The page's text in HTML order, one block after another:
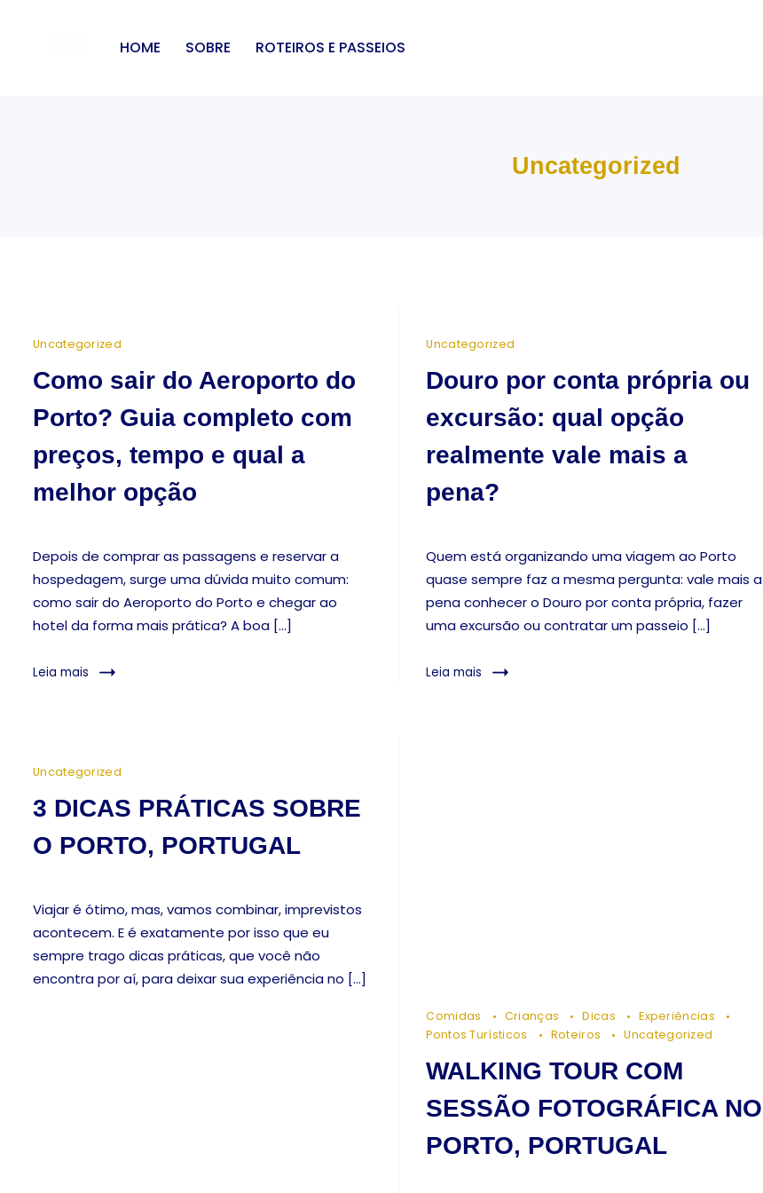
HOME SOBRE ROTEIROS E PASSEIOS
Uncategorized
Uncategorized
Como sair do Aeroporto do
Porto? Guia completo com
preços, tempo e qual a
melhor opção
Depois de comprar as passagens e reservar a
hospedagem, surge uma dúvida muito comum:
como sair do Aeroporto do Porto e chegar ao
hotel da forma mais prática? A boa […]
Leia mais
Uncategorized
Douro por conta própria ou
excursão: qual opção
realmente vale mais a
pena?
Quem está organizando uma viagem ao Porto
quase sempre faz a mesma pergunta: vale mais a
pena conhecer o Douro por conta própria, fazer
uma excursão ou contratar um passeio […]
Leia mais
Uncategorized
3 DICAS PRÁTICAS SOBRE
O PORTO, PORTUGAL
Viajar é ótimo, mas, vamos combinar, imprevistos
acontecem. E é exatamente por isso que eu
sempre trago dicas práticas, que você não
encontra por aí, para deixar sua experiência no […]
Comidas Crianças Dicas
Experiências
Pontos Turísticos
Roteiros Uncategorized
WALKING TOUR COM
SESSÃO FOTOGRÁFICA NO
PORTO, PORTUGAL